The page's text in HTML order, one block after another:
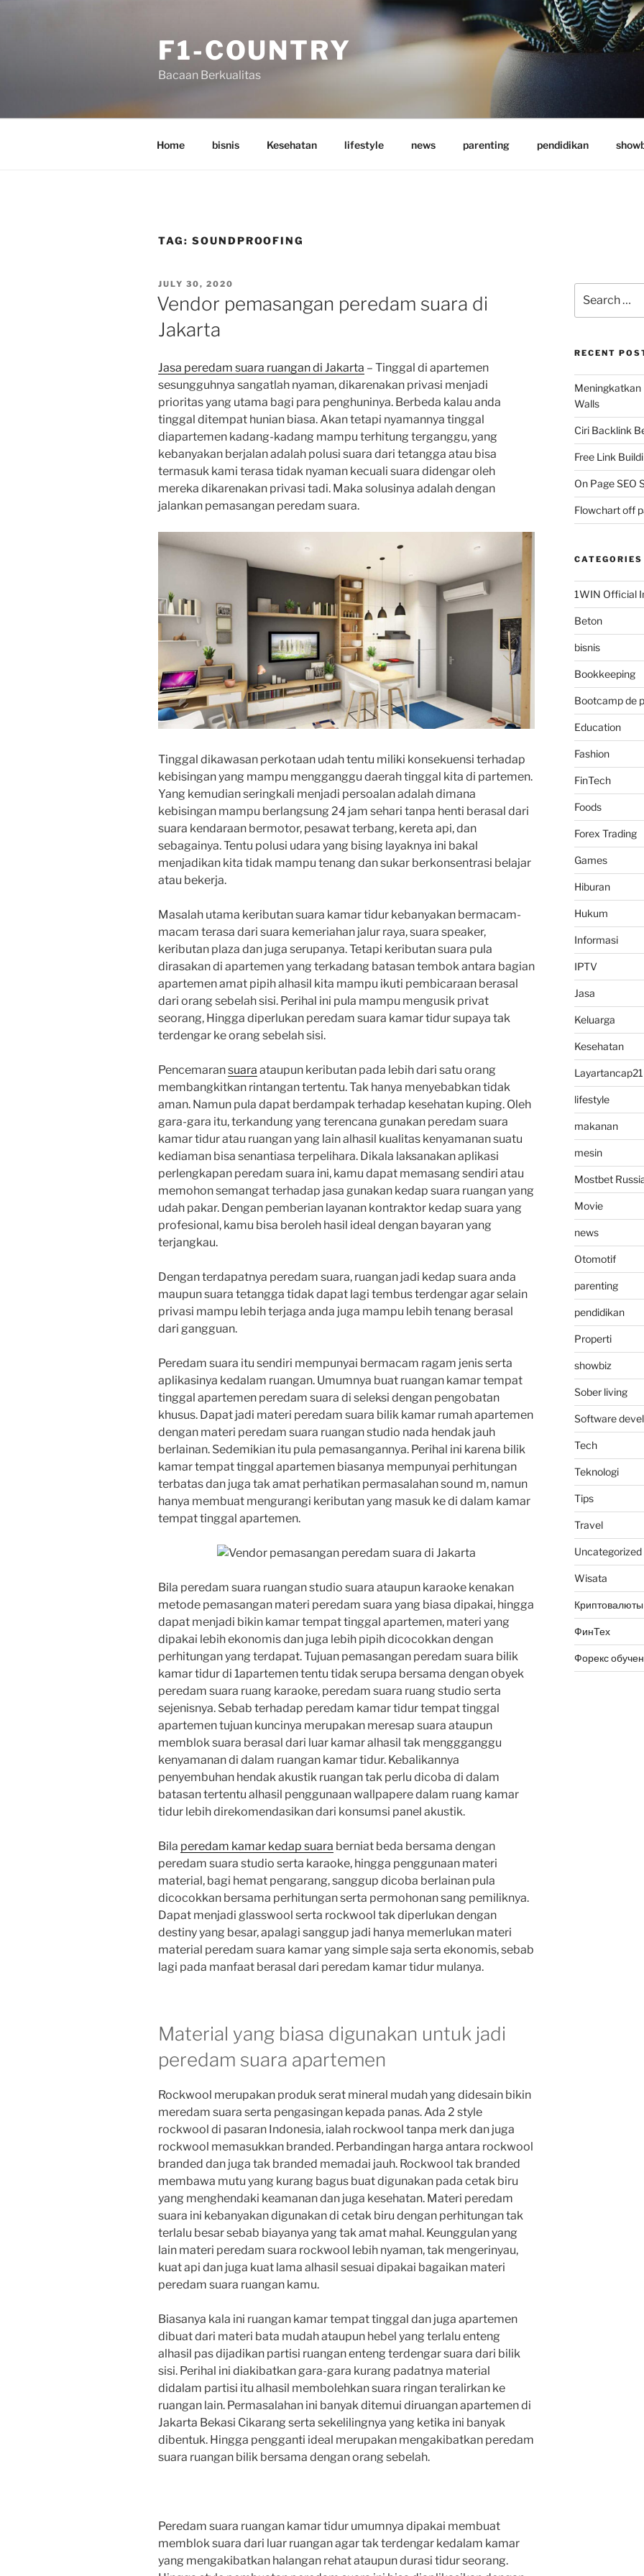
F1-COUNTRY
Bacaan Berkualitas
Home bisnis Kesehatan lifestyle news parenting pendidikan
TAG: SOUNDPROOFING
POSTED
ON
JULY 30, 2020
Vendor pemasangan peredam suara di
Jakarta
Jasa peredam suara ruangan di Jakarta – Tinggal di apartemen
sesungguhnya sangatlah nyaman, dikarenakan privasi menjadi
prioritas yang utama bagi para penghuninya. Berbeda kalau anda
tinggal ditempat hunian biasa. Akan tetapi nyamannya tinggal
diapartemen kadang-kadang mampu terhitung terganggu, yang
kebanyakan berjalan adalah polusi suara dari tetangga atau bisa
termasuk kami terasa tidak nyaman kecuali suara didengar oleh
mereka dikarenakan privasi tadi. Maka solusinya adalah dengan
jalankan pemasangan peredam suara.
Tinggal dikawasan perkotaan udah tentu miliki konsekuensi terhadap
kebisingan yang mampu mengganggu daerah tinggal kita di partemen.
Yang kemudian seringkali menjadi persoalan adalah dimana
kebisingan mampu berlangsung 24 jam sehari tanpa henti berasal dari
suara kendaraan bermotor, pesawat terbang, kereta api, dan
sebagainya. Tentu polusi udara yang bising layaknya ini bakal
menjadikan kita tidak mampu tenang dan sukar berkonsentrasi belajar
atau bekerja.
Masalah utama keributan suara kamar tidur kebanyakan bermacam-
macam terasa dari suara kemeriahan jalur raya, suara speaker,
keributan plaza dan juga serupanya. Tetapi keributan suara pula
dirasakan di apartemen yang terkadang batasan tembok antara bagian
apartemen amat pipih alhasil kita mampu ikuti pembicaraan berasal
dari orang sebelah sisi. Perihal ini pula mampu mengusik privat
seorang, Hingga diperlukan peredam suara kamar tidur supaya tak
terdengar ke orang sebelah sisi.
Pencemaransuara ataupun keributan pada lebih dari satu orang
membangkitkan rintangan tertentu. Tak hanya menyebabkan tidak
aman. Namun pula dapat berdampak terhadap kesehatan kuping. Oleh
gara-gara itu, terkandung yang terencana gunakan peredam suara
kamar tidur atau ruangan yang lain alhasil kualitas kenyamanan suatu
kediaman bisa senantiasa terpelihara. Dikala laksanakan aplikasi
perlengkapan peredam suara ini, kamu dapat memasang sendiri atau
memohon semangat terhadap jasa gunakan kedap suara ruangan yang
udah pakar. Dengan pemberian layanan kontraktor kedap suara yang
profesional, kamu bisa beroleh hasil ideal dengan bayaran yang
terjangkau.
Dengan terdapatnya peredam suara, ruangan jadi kedap suara anda
maupun suara tetangga tidak dapat lagi tembus terdengar agar selain
privasi mampu lebih terjaga anda juga mampu lebih tenang berasal
dari gangguan.
Peredam suara itu sendiri mempunyai bermacam ragam jenis serta
aplikasinya kedalam ruangan. Umumnya buat ruangan kamar tempat
tinggal apartemen peredam suara di seleksi dengan pengobatan
khusus. Dapat jadi materi peredam suara bilik kamar rumah apartemen
dengan materi peredam suara ruangan studio nada hendak jauh
berlainan. Sedemikian itu pula pemasangannya. Perihal ini karena bilik
kamar tempat tinggal apartemen biasanya mempunyai perhitungan
terbatas dan juga tak amat perhatikan permasalahan sound m, namun
hanya membuat mengurangi keributan yang masuk ke di dalam kamar
tempat tinggal apartemen.
Bila peredam suara ruangan studio suara ataupun karaoke kenakan
metode pemasangan materi peredam suara yang biasa dipakai, hingga
dapat menjadi bikin kamar tempat tinggal apartemen, materi yang
dipakai lebih ekonomis dan juga lebih pipih dicocokkan dengan
perhitungan yang terdapat. Tujuan pemasangan peredam suara bilik
kamar tidur di 1apartemen tentu tidak serupa bersama dengan obyek
peredam suara ruang karaoke, peredam suara ruang studio serta
sejenisnya. Sebab terhadap peredam kamar tidur tempat tinggal
apartemen tujuan kuncinya merupakan meresap suara ataupun
memblok suara berasal dari luar kamar alhasil tak menggganggu
kenyamanan di dalam ruangan kamar tidur. Kebalikannya
penyembuhan hendak akustik ruangan tak perlu dicoba di dalam
batasan tertentu alhasil penggunaan wallpapere dalam ruang kamar
tidur lebih direkomendasikan dari konsumsi panel akustik.
Bila peredam kamar kedap suara berniat beda bersama dengan
peredam suara studio serta karaoke, hingga penggunaan materi
material, bagi hemat pengarang, sanggup dicoba berlainan pula
dicocokkan bersama perhitungan serta permohonan sang pemiliknya.
Dapat menjadi glasswool serta rockwool tak diperlukan dengan
destiny yang besar, apalagi sanggup jadi hanya memerlukan materi
material peredam suara kamar yang simple saja serta ekonomis, sebab
lagi pada manfaat berasal dari peredam kamar tidur mulanya.
Material yang biasa digunakan untuk jadi
peredam suara apartemen
Rockwool merupakan produk serat mineral mudah yang didesain bikin
meredam suara serta pengasingan kepada panas. Ada 2 style
rockwool di pasaran Indonesia, ialah rockwool tanpa merk dan juga
rockwool memasukkan branded. Perbandingan harga antara rockwool
branded dan juga tak branded memadai jauh. Rockwool tak branded
membawa mutu yang kurang bagus buat digunakan pada cetak biru
yang menghendaki keamanan dan juga kesehatan. Materi peredam
suara ini kebanyakan digunakan di cetak biru dengan perhitungan tak
terlalu besar sebab biayanya yang tak amat mahal. Keunggulan yang
lain materi peredam suara rockwool lebih nyaman, tak mengerinyau,
kuat api dan juga kuat lama alhasil sesuai dipakai bagaikan materi
peredam suara ruangan kamu.
Biasanya kala ini ruangan kamar tempat tinggal dan juga apartemen
dibuat dari materi bata mudah ataupun hebel yang terlalu enteng
alhasil pas dijadikan partisi ruangan enteng terdengar suara dari bilik
sisi. Perihal ini diakibatkan gara-gara kurang padatnya material
didalam partisi itu alhasil membolehkan suara ringan teralirkan ke
ruangan lain. Permasalahan ini banyak ditemui diruangan apartemen di
Jakarta Bekasi Cikarang serta sekelilingnya yang ketika ini banyak
dibentuk. Hingga pengganti ideal merupakan mengakibatkan peredam
suara ruangan bilik bersama dengan orang sebelah.
Peredam suara ruangan kamar tidur umumnya dipakai membuat
memblok suara dari luar ruangan agar tak terdengar kedalam kamar
yang mengakibatkan halangan rehat ataupun durasi tidur seorang.
for:
RECENT
Meningkatkan
Walls
Ciri Backlink
Free Link
On Page SEO
Flowchart off
CATEGORIES
1WIN Official
Beton
bisnis
Bookkeeping
Bootcamp de
Education
Fashion
FinTech
Foods
Forex Trading
Games
Hiburan
Hukum
Informasi
IPTV
Jasa
Keluarga
Kesehatan
Layartancap21
lifestyle
makanan
mesin
Mostbet
Movie
news
Otomotif
parenting
pendidikan
Properti
showbiz
Sober living
Software
Tech
Teknologi
Tips
Travel
Uncategorized
Wisata
Криптовалюты
ФинТех
Форекс